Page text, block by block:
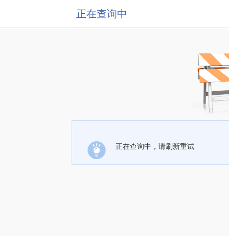
正在查询中
正在查询中，请刷新重试